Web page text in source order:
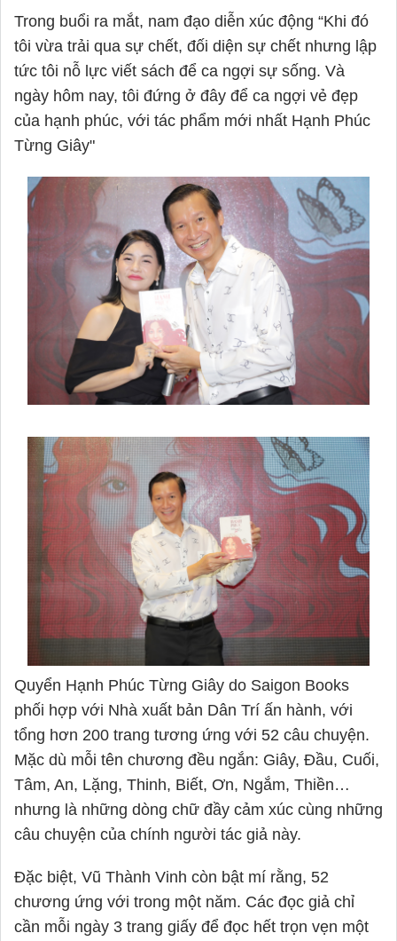
Trong buổi ra mắt, nam đạo diễn xúc động “Khi đó
tôi vừa trải qua sự chết, đối diện sự chết nhưng lập
tức tôi nỗ lực viết sách để ca ngợi sự sống. Và
ngày hôm nay, tôi đứng ở đây để ca ngợi vẻ đẹp
của hạnh phúc, với tác phẩm mới nhất Hạnh Phúc
Từng Giây"
Quyển Hạnh Phúc Từng Giây do Saigon Books
phối hợp với Nhà xuất bản Dân Trí ấn hành, với
tổng hơn 200 trang tương ứng với 52 câu chuyện.
Mặc dù mỗi tên chương đều ngắn: Giây, Đầu, Cuối,
Tâm, An, Lặng, Thinh, Biết, Ơn, Ngắm, Thiền…
nhưng là những dòng chữ đầy cảm xúc cùng những
câu chuyện của chính người tác giả này.
Đặc biệt, Vũ Thành Vinh còn bật mí rằng, 52
chương ứng với trong một năm. Các đọc giả chỉ
cần mỗi ngày 3 trang giấy để đọc hết trọn vẹn một